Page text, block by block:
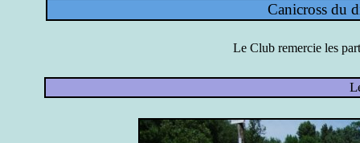
Canicross du
Le Club remercie les